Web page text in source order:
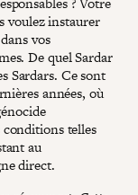
voulez instaurer
vos
De quel Sardar
Sardars. Ce sont
années, où
conditions telles
au
direct.